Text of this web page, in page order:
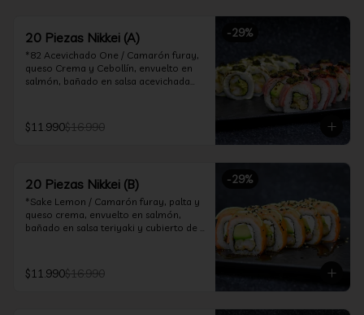
acevichado
-29%
20 Piezas Nikkei (A)
*82 Acevichado One / Camarón furay,
queso Crema y Cebollín, envuelto en
salmón, bañado en salsa acevichada
y cebollin, frito en panko cubierto de
ceviche hot.
$11.990$16.990
-29%
20 Piezas Nikkei (B)
*Sake Lemon / Camarón furay, palta y
queso crema, envuelto en salmón,
bañado en salsa teriyaki y cubierto de
*Shrimp Fire Rolls /Palta y camarón
furay, envuelto en queso crema
$11.990$16.990